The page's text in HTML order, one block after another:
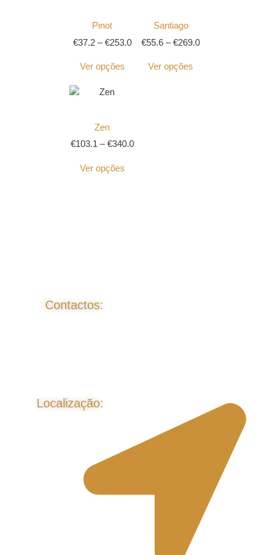
Pinot
€37.2 – €253.0
Ver opções
Santiago
€55.6 – €269.0
Ver opções
Zen
€103.1 – €340.0
Ver opções
Contactos:
Localização: